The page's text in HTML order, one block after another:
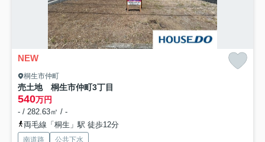
NEW
桐生市仲町
売土地 桐生市仲町3丁目
540万円
- / 282.63㎡ / -
両毛線「桐生」駅 徒歩12分
南道路 公共下水